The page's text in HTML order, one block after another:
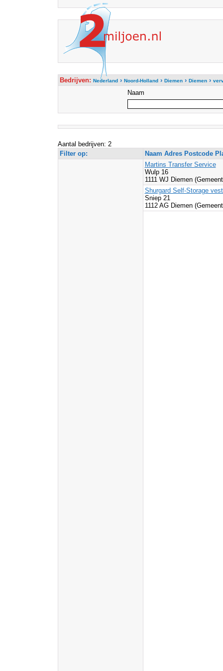
Bedrijven: Nederland› Noord-Holland› Diemen› Diemen›
Naam
Aantal bedrijven: 2
Filter op:
Naam Adres Postcode
Martins Transfer Service
Wulp 16
1111 WJ Diemen
Shurgard Self-Storage
Sniep 21
1112 AG Diemen